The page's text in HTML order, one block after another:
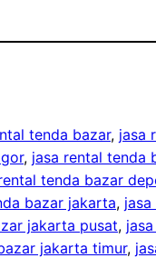
tenda bazar, jasa
, jasa rental tenda
tenda bazar
bazar jakarta,
jakarta pusat,
jakarta timur,